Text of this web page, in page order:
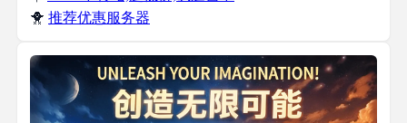
🐥 推荐优惠服务器